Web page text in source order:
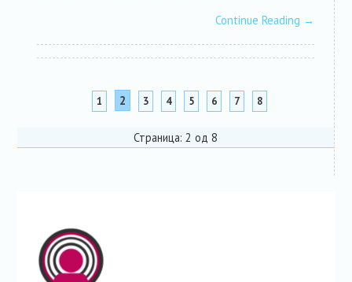
Continue Reading →
1 2 3 4 5 6 7 8
Страница: 2 од 8